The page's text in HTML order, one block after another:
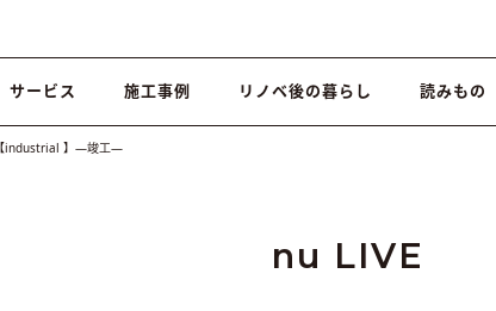
サービス 施工事例 リノベ後の暮らし 読みもの
【industrial 】―竣工―
nu LIVE